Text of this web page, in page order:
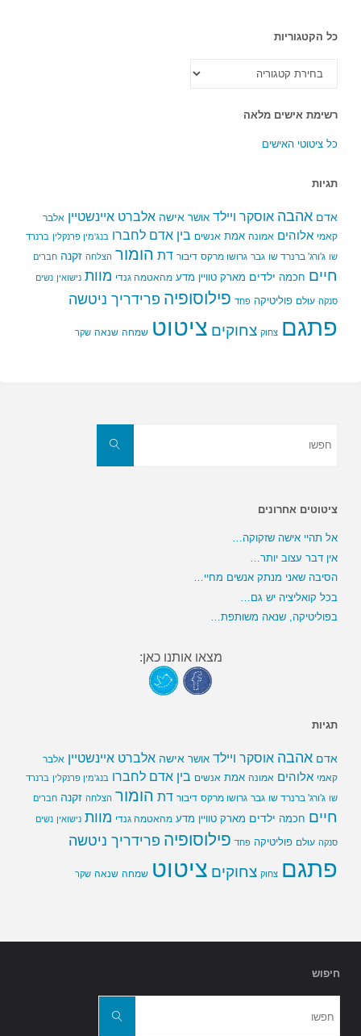
כל הקטגוריות
הקטגוריות
רשימת אישים מלאה
כל ציטוטי האישים
תגיות
אדם אהבה אוסקר ויילד אושר אישה אלברט איינשטיין אלבר
קאמי אלוהים אמונה אמת אנשים בין אדם לחברו בנג'מין פרנקלין ברנרד
שו ג'ורג' ברנרד שו גבר גרושו מרקס דיבור דת הומור הצלחה זקנה חברים
חיים חכמה ילדים מארק טוויין מדע מהאטמה גנדי מוות נישואין נשים
סנקה עולם פוליטיקה פחד פילוסופיה פרידריך ניטשה
פתגם צחוק צחוקים ציטוט שמחה שנאה שקר
חפשו
ציטוטים אחרונים
אל תהיי אישה שזקוקה…
אין דבר עצוב יותר…
הסיבה שאני מנתק אנשים מחיי…
בכל קואליציה יש גם…
בפוליטיקה, שנאה משותפת…
מצאו אותנו כאן:
תגיות
אדם אהבה אוסקר ויילד אושר אישה אלברט איינשטיין אלבר
קאמי אלוהים אמונה אמת אנשים בין אדם לחברו בנג'מין פרנקלין ברנרד
שו ג'ורג' ברנרד שו גבר גרושו מרקס דיבור דת הומור הצלחה זקנה חברים
חיים חכמה ילדים מארק טוויין מדע מהאטמה גנדי מוות נישואין נשים
סנקה עולם פוליטיקה פחד פילוסופיה פרידריך ניטשה
פתגם צחוק צחוקים ציטוט שמחה שנאה שקר
חיפוש
חפשו